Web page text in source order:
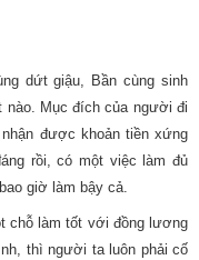
dứt giậu, Bần cùng sinh
nào. Mục đích của người đi
được khoản tiền xứng
rồi, có một việc làm đủ
giờ làm bậy cả.
chỗ làm tốt với đồng lương
thì người ta luôn phải cố